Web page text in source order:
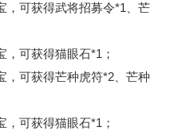
，可获得武将招募令*1、芒
，可获得猫眼石*1；
，可获得芒种虎符*2、芒种
，可获得猫眼石*1；